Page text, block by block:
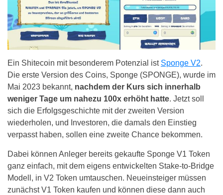
Ein Shitecoin mit besonderem Potenzial ist Sponge V2.
Die erste Version des Coins, Sponge (SPONGE), wurde im
Mai 2023 bekannt, nachdem der Kurs sich innerhalb
weniger Tage um nahezu 100x erhöht hatte. Jetzt soll
sich die Erfolgsgeschichte mit der zweiten Version
wiederholen, und Investoren, die damals den Einstieg
verpasst haben, sollen eine zweite Chance bekommen.
Dabei können Anleger bereits gekaufte Sponge V1 Token
ganz einfach, mit dem eigens entwickelten Stake-to-Bridge
Modell, in V2 Token umtauschen. Neueinsteiger müssen
zunächst V1 Token kaufen und können diese dann auch